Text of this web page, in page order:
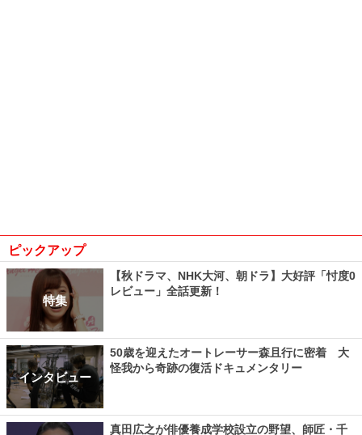
ピックアップ
特集
【秋ドラマ、NHK大河、朝ドラ】大好評「忖度0
レビュー」全話更新！
インタビュー
50歳を迎えたオートレーサー森且行に密着 大
怪我から奇跡の復活ドキュメンタリー
真田広之が俳優養成学校設立の野望、師匠・千